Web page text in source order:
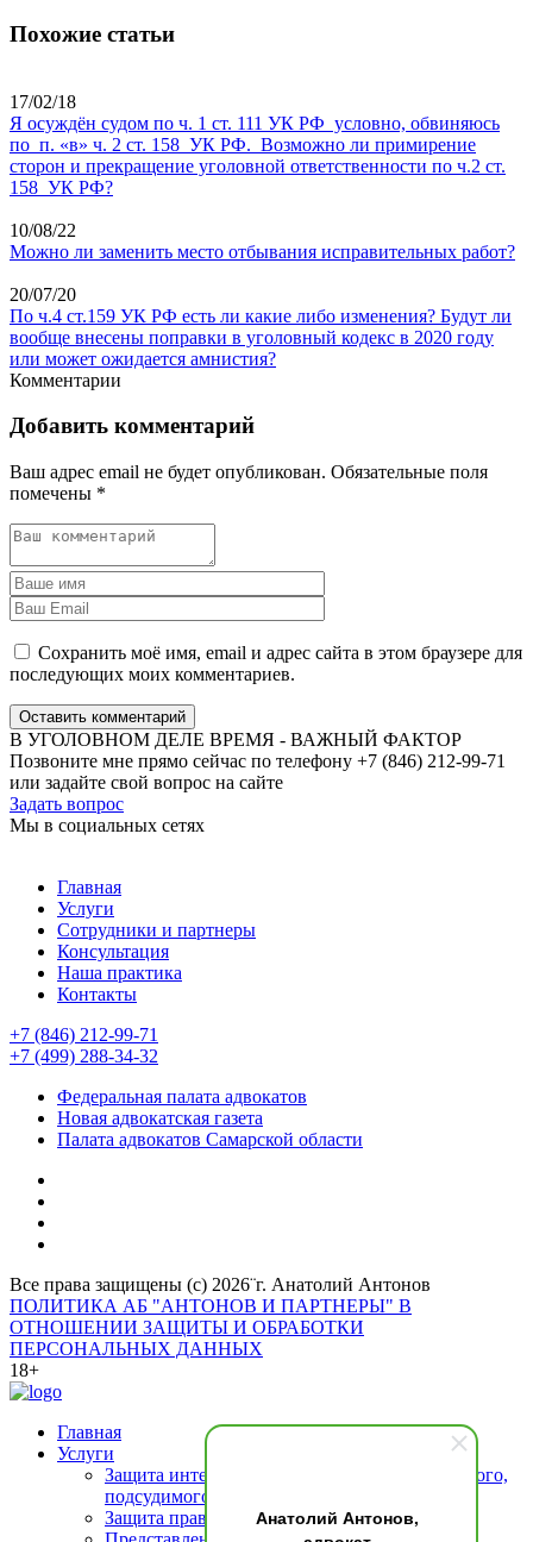
Анатолий Антонов,
Похожие статьи
17/02/18
Я осуждён судом по ч. 1 ст. 111 УК РФ условно, обвиняюсь
по п. «в» ч. 2 ст. 158 УК РФ. Возможно ли примирение
сторон и прекращение уголовной ответственности по ч.2 ст.
158 УК РФ?
10/08/22
Можно ли заменить место отбывания исправительных работ?
20/07/20
По ч.4 ст.159 УК РФ есть ли какие либо изменения? Будут ли
вообще внесены поправки в уголовный кодекс в 2020 году
или может ожидается амнистия?
Комментарии
Добавить комментарий
Ваш адрес email не будет опубликован. Обязательные поля
помечены *
Сохранить моё имя, email и адрес сайта в этом браузере для
последующих моих комментариев.
Оставить комментарий
В УГОЛОВНОМ ДЕЛЕ ВРЕМЯ - ВАЖНЫЙ ФАКТОР
Позвоните мне прямо сейчас по телефону +7 (846) 212-99-71
или задайте свой вопрос на сайте
Задать вопрос
Мы в социальных сетях
Главная
Услуги
Сотрудники и партнеры
Консультация
Наша практика
Контакты
+7 (846) 212-99-71
+7 (499) 288-34-32
Федеральная палата адвокатов
Новая адвокатская газета
Палата адвокатов Самарской области
Все права защищены (с) 2026¨г. Анатолий Антонов
ПОЛИТИКА АБ "АНТОНОВ И ПАРТНЕРЫ" В
ОТНОШЕНИИ ЗАЩИТЫ И ОБРАБОТКИ
ПЕРСОНАЛЬНЫХ ДАННЫХ
18+
Главная
Услуги
Защита интересов подозреваемого (обвиняемого,
подсудимого)
Защита прав свидетелей